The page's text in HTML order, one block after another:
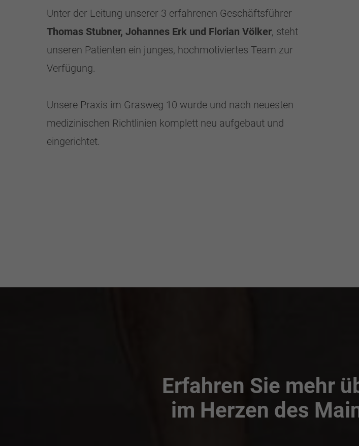
Unter der Leitung unserer 3 erfahrenen Geschäftsführer
Thomas Stubner, Johannes Erk und Florian Völker, steht
unseren Patienten ein junges, hochmotiviertes Team zur
Verfügung.
Unsere Praxis im Grasweg 10 wurde und nach neuesten
medizinischen Richtlinien komplett neu aufgebaut und
eingerichtet.
Erfahren Sie mehr
im Herzen des